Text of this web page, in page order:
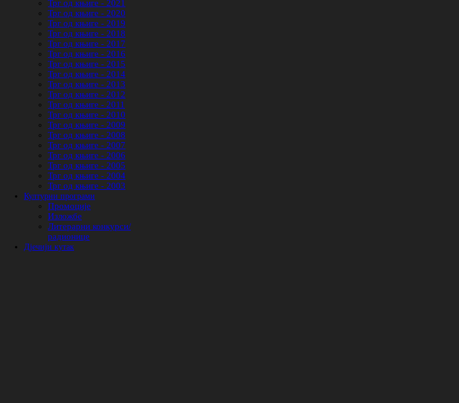
Трг од књиге - 2021
Трг од књиге - 2020
Трг од књиге - 2019
Трг од књиге - 2018
Трг од књиге - 2017
Трг од књиге - 2016
Трг од књиге - 2015
Трг од књиге - 2014
Трг од књиге - 2013
Трг од књиге - 2012
Трг од књиге - 2011
Трг од књиге - 2010
Трг од књиге - 2009
Трг од књиге - 2008
Трг од књиге - 2007
Трг од књиге - 2006
Трг од књиге - 2005
Трг од књиге - 2004
Трг од књиге - 2003
Културни програми
Промоције
Изложбе
Литерарни конкурси/
радионице
Дјечији кутак